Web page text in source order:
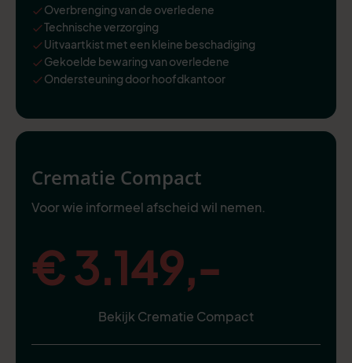
Overbrenging van de overledene
Technische verzorging
Uitvaartkist met een kleine beschadiging
Gekoelde bewaring van overledene
Ondersteuning door hoofdkantoor
Crematie Compact
Voor wie informeel afscheid wil nemen.
€ 3.149,-
Bekijk Crematie Compact